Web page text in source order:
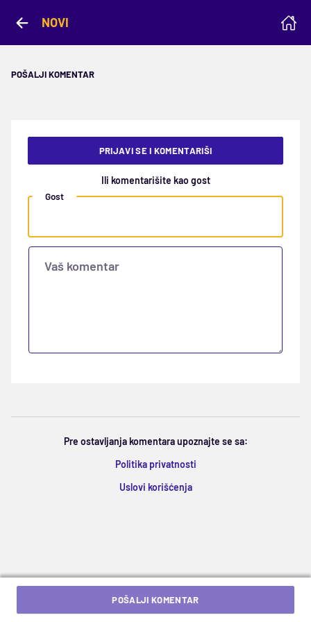
NOVI
POŠALJI KOMENTAR
PRIJAVI SE I KOMENTARIŠI
Ili komentarišite kao gost
Gost
Vaš komentar
Pre ostavljanja komentara upoznajte se sa:
Politika privatnosti
Uslovi korišćenja
POŠALJI KOMENTAR